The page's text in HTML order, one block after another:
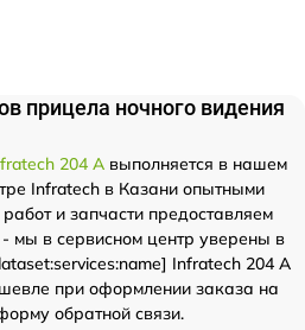
прицела ночного видения
204 А выполняется в нашем
Infratech в Казани опытными
и запчасти предоставляем
мы в сервисном центр уверены в
Infratech 204 А
при оформлении заказа на
обратной связи.